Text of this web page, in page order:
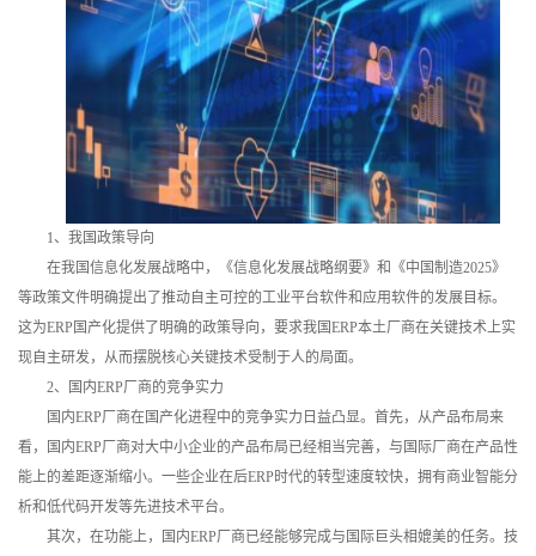
1、我国政策导向
在我国信息化发展战略中，《信息化发展战略纲要》和《中国制造2025》
等政策文件明确提出了推动自主可控的工业平台软件和应用软件的发展目标。
这为ERP国产化提供了明确的政策导向，要求我国ERP本土厂商在关键技术上实
现自主研发，从而摆脱核心关键技术受制于人的局面。
2、国内ERP厂商的竞争实力
国内ERP厂商在国产化进程中的竞争实力日益凸显。首先，从产品布局来
看，国内ERP厂商对大中小企业的产品布局已经相当完善，与国际厂商在产品性
能上的差距逐渐缩小。一些企业在后ERP时代的转型速度较快，拥有商业智能分
析和低代码开发等先进技术平台。
其次，在功能上，国内ERP厂商已经能够完成与国际巨头相媲美的任务。技